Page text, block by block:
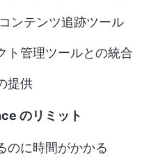
コンテンツ追跡ツール
ト管理ツールとの統合
提供
のリミット
のに時間がかかる